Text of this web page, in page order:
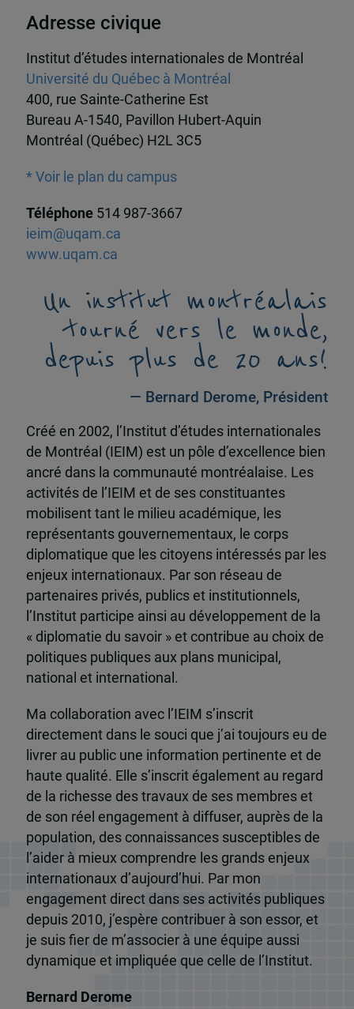
Adresse civique
Institut d’études internationales de Montréal
Université du Québec à Montréal
400, rue Sainte-Catherine Est
Bureau A-1540, Pavillon Hubert-Aquin
Montréal (Québec) H2L 3C5
* Voir le plan du campus
Téléphone 514 987-3667
ieim@uqam.ca
www.uqam.ca
Un institut montréalais
tourné vers le monde,
depuis plus de 20 ans!
— Bernard Derome, Président
Créé en 2002, l’Institut d’études internationales
de Montréal (IEIM) est un pôle d’excellence bien
ancré dans la communauté montréalaise. Les
activités de l’IEIM et de ses constituantes
mobilisent tant le milieu académique, les
représentants gouvernementaux, le corps
diplomatique que les citoyens intéressés par les
enjeux internationaux. Par son réseau de
partenaires privés, publics et institutionnels,
l’Institut participe ainsi au développement de la
« diplomatie du savoir » et contribue au choix de
politiques publiques aux plans municipal,
national et international.
Ma collaboration avec l’IEIM s’inscrit
directement dans le souci que j’ai toujours eu de
livrer au public une information pertinente et de
haute qualité. Elle s’inscrit également au regard
de la richesse des travaux de ses membres et
de son réel engagement à diffuser, auprès de la
population, des connaissances susceptibles de
l’aider à mieux comprendre les grands enjeux
internationaux d’aujourd’hui. Par mon
engagement direct dans ses activités publiques
depuis 2010, j’espère contribuer à son essor, et
je suis fier de m’associer à une équipe aussi
dynamique et impliquée que celle de l’Institut.
Bernard Derome